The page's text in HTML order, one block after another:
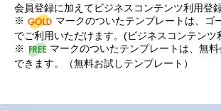
会員登録に加えてビジネスコンテンツ利用登
※
マークのついたテンプレートは、ゴ
でご利用いただけます。(ビジネスコンテンツ
※
マークのついたテンプレートは、無
できます。（無料お試しテンプレート）